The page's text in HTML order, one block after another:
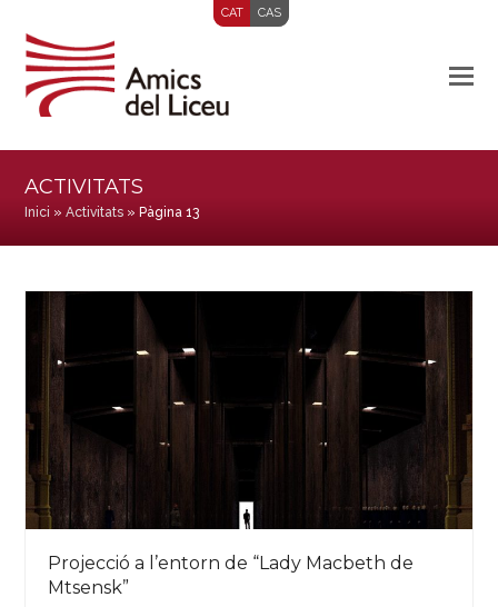
CAT CAS
ACTIVITATS
Inici »Activitats » Pàgina 13
Projecció a l’entorn de “Lady Macbeth de
Mtsensk”